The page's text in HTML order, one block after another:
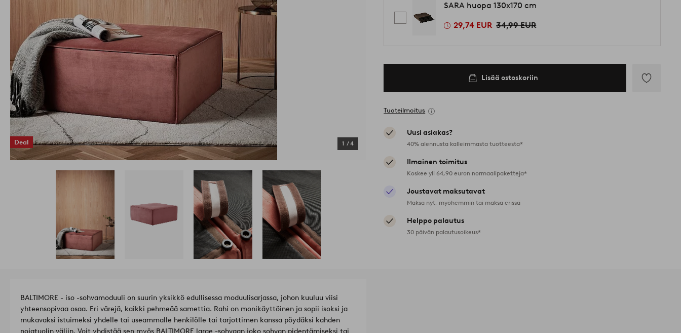
Deal 1 /4
SARA huopa 130x170 cm
29,74 EUR 34,99 EUR
Lisää ostoskoriin
Tuoteilmoitus
Uusi asiakas?
40% alennusta kalleimmasta tuotteesta*
Ilmainen toimitus
Koskee yli 64,90 euron normaalipaketteja*
Joustavat maksutavat
Maksa nyt, myöhemmin tai maksa erissä
Helppo palautus
30 päivän palautusoikeus*
BALTIMORE - iso -sohvamoduuli on suurin yksikkö edullisessa moduulisarjassa, johon kuuluu viisi
yhteensopivaa osaa. Eri värejä, kaikki pehmeää samettia. Rahi on monikäyttöinen ja sopii isoksi ja
mukavaksi istuimeksi yhdelle tai useammalle henkilölle tai tarjottimen kanssa pöydäksi kahden
nojatuolin väliin. Voit yhdistää sen myös BALTIMORE large -sohvaan joko sohvan pidentämiseksi tai